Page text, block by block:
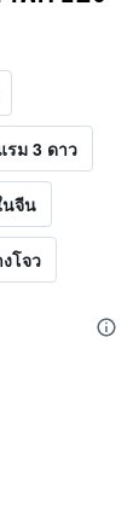
รม 3 ดาว
นจีน
โจว